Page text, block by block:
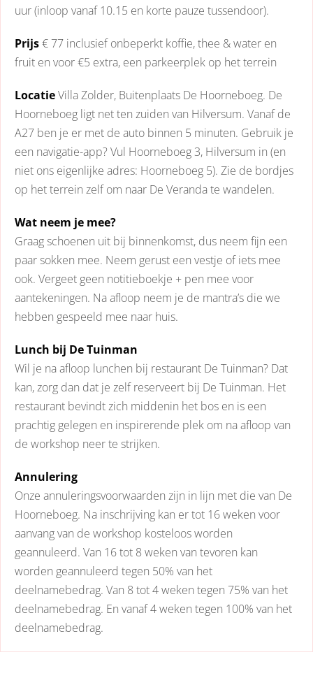
uur (inloop vanaf 10.15 en korte pauze tussendoor).
Prijs€ 77 inclusief onbeperkt koffie, thee & water en
fruit en voor €5 extra, een parkeerplek op het terrein
LocatieVilla Zolder, Buitenplaats De Hoorneboeg. De
Hoorneboeg ligt net ten zuiden van Hilversum. Vanaf de
A27 ben je er met de auto binnen 5 minuten. Gebruik je
een navigatie-app? Vul Hoorneboeg 3, Hilversum in (en
niet ons eigenlijke adres: Hoorneboeg 5). Zie de bordjes
op het terrein zelf om naar De Veranda te wandelen.
Wat neem je mee?
Graag schoenen uit bij binnenkomst, dus neem fijn een
paar sokken mee. Neem gerust een vestje of iets mee
ook. Vergeet geen notitieboekje + pen mee voor
aantekeningen. Na afloop neem je de mantra’s die we
hebben gespeeld mee naar huis.
Lunch bij De Tuinman
Wil je na afloop lunchen bij restaurant De Tuinman? Dat
kan, zorg dan dat je zelf reserveert bij De Tuinman. Het
restaurant bevindt zich middenin het bos en is een
prachtig gelegen en inspirerende plek om na afloop van
de workshop neer te strijken.
Annulering
Onze annuleringsvoorwaarden zijn in lijn met die van De
Hoorneboeg. Na inschrijving kan er tot 16 weken voor
aanvang van de workshop kosteloos worden
geannuleerd. Van 16 tot 8 weken van tevoren kan
worden geannuleerd tegen 50% van het
deelnamebedrag. Van 8 tot 4 weken tegen 75% van het
deelnamebedrag. En vanaf 4 weken tegen 100% van het
deelnamebedrag.